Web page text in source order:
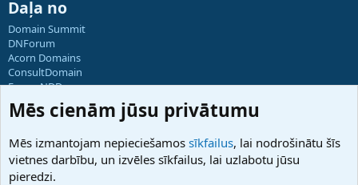
Daļa no
Domain Summit
DNForum
Acorn Domains
ConsultDomain
ForumNDD
Domainforum.ro
27.be
Hostmaria
Atbalsts
Mēs cienām jūsu privātumu
Mēs izmantojam nepieciešamos sīkfailus, lai nodrošinātu šīs
vietnes darbību, un izvēles sīkfailus, lai uzlabotu jūsu
pieredzi.